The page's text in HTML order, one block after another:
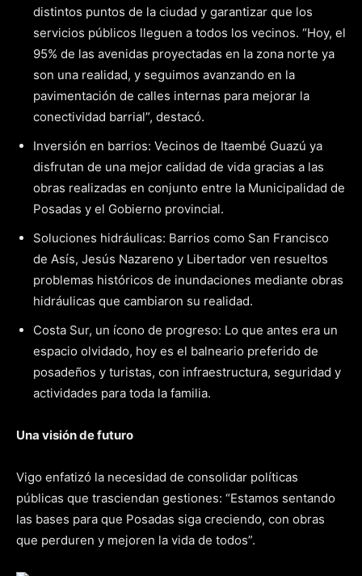
distintos puntos de la ciudad y garantizar que los
servicios públicos lleguen a todos los vecinos. “Hoy, el
95% de las avenidas proyectadas en la zona norte ya
son una realidad, y seguimos avanzando en la
pavimentación de calles internas para mejorar la
conectividad barrial”, destacó.
Inversión en barrios: Vecinos de Itaembé Guazú ya
disfrutan de una mejor calidad de vida gracias a las
obras realizadas en conjunto entre la Municipalidad de
Posadas y el Gobierno provincial.
Soluciones hidráulicas: Barrios como San Francisco
de Asís, Jesús Nazareno y Libertador ven resueltos
problemas históricos de inundaciones mediante obras
hidráulicas que cambiaron su realidad.
Costa Sur, un ícono de progreso: Lo que antes era un
espacio olvidado, hoy es el balneario preferido de
posadeños y turistas, con infraestructura, seguridad y
actividades para toda la familia.
Una visión de futuro
Vigo enfatizó la necesidad de consolidar políticas
públicas que trasciendan gestiones: “Estamos sentando
las bases para que Posadas siga creciendo, con obras
que perduren y mejoren la vida de todos”.